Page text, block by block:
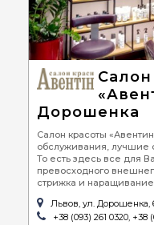
Дорошенка
Салон красоты
обслуживания, лучшие
То есть здесь все для
превосходного
стрижка и
Львов, ул. Дорошенка,
+38 (093) 261 0320, +38